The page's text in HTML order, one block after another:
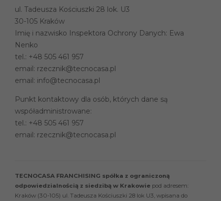
ul. Tadeusza Kościuszki 28 lok. U3
30-105 Kraków
Imię i nazwisko Inspektora Ochrony Danych: Ewa
Nenko
tel.: +48 505 461 957
email: rzecznik@tecnocasa.pl
email: info@tecnocasa.pl
Punkt kontaktowy dla osób, których dane są
współadministrowane:
tel.: +48 505 461 957
email: rzecznik@tecnocasa.pl
TECNOCASA FRANCHISING spółka z ograniczoną
odpowiedzialnością z siedzibą w Krakowie pod adresem:
Kraków (30-105) ul. Tadeusza Kościuszki 28 lok U3, wpisana do